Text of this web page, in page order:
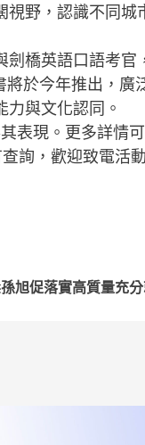
野，認識不同城
橋英語口語考官
將於今年推出，廣
與文化認同。
表現。更多詳情
詢，歡迎致電活
旭促落實高質量充